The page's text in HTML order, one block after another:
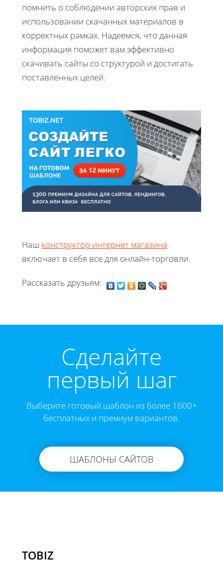
помнить о соблюдении авторских прав и
использовании скачанных материалов в
корректных рамках. Надеемся, что данная
информация поможет вам эффективно
скачивать сайты со структурой и достигать
поставленных целей.
Наш конструктор интернет магазина
включает в себя все для онлайн-торговли.
Рассказать друзьям:
Cделайте
первый шаг
Выберите готовый шаблон из более 1600+
бесплатных и премиум вариантов.
ШАБЛОНЫ САЙТОВ
TOBIZ